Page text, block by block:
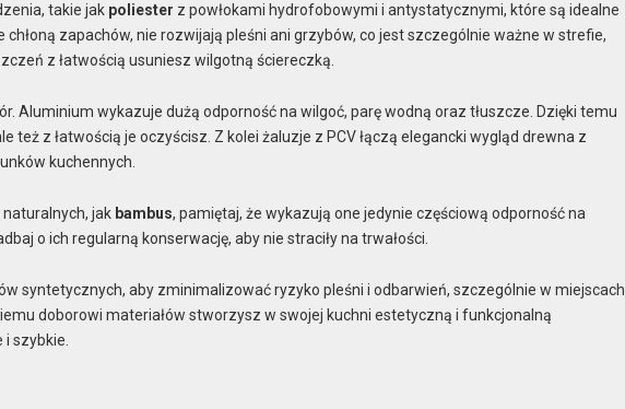
takie jak poliester z powłokami hydrofobowymi i antystatycznymi, które są idealne
chłoną zapachów, nie rozwijają pleśni ani grzybów, co jest szczególnie ważne w strefie,
z łatwością usuniesz wilgotną ściereczką.
Aluminium wykazuje dużą odporność na wilgoć, parę wodną oraz tłuszcze. Dzięki temu
też z łatwością je oczyścisz. Z kolei żaluzje z PCV łączą elegancki wygląd drewna z
kuchennych.
naturalnych, jak bambus, pamiętaj, że wykazują one jedynie częściową odporność na
o ich regularną konserwację, aby nie straciły na trwałości.
syntetycznych, aby zminimalizować ryzyko pleśni i odbarwień, szczególnie w miejscach
doborowi materiałów stworzysz w swojej kuchni estetyczną i funkcjonalną
szybkie.